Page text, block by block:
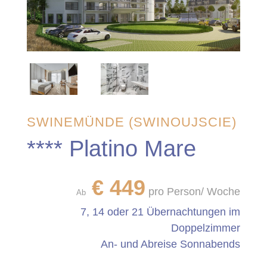
SWINEMÜNDE (SWINOUJSCIE)
**** Platino Mare
Ab € 449 pro Person/ Woche
7, 14 oder 21 Übernachtungen im
Doppelzimmer
An- und Abreise Sonnabends